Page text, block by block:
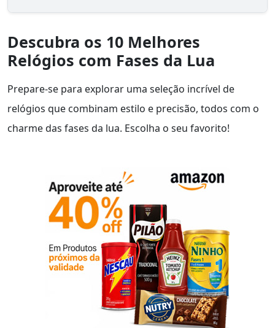
Descubra os 10 Melhores
Relógios com Fases da Lua
Prepare-se para explorar uma seleção incrível de
relógios que combinam estilo e precisão, todos com o
charme das fases da lua. Escolha o seu favorito!